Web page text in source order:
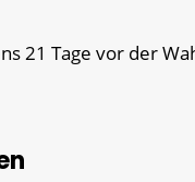
21 Tage vor der